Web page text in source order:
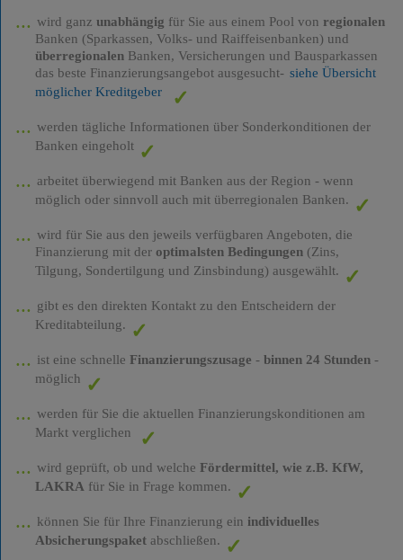
wird ganz unabhängig für Sie aus einem Pool von regionalen
Banken (Sparkassen, Volks- und Raiffeisenbanken) und
überregionalenBanken, Versicherungen und Bausparkassen
das beste Finanzierungsangebot ausgesucht- siehe Übersicht
möglicher Kreditgeber
werden tägliche Informationen über Sonderkonditionen der
Banken eingeholt
arbeitet überwiegend mit Banken aus der Region - wenn
möglich oder sinnvoll auch mit überregionalen Banken.
wird für Sie aus den jeweils verfügbaren Angeboten, die
Finanzierung mit der optimalsten Bedingungen(Zins,
Tilgung, Sondertilgung und Zinsbindung) ausgewählt.
gibt es den direkten Kontakt zu den Entscheidern der
Kreditabteilung.
ist eine schnelle Finanzierungszusage - binnen 24 Stunden-
möglich
werden für Sie die aktuellen Finanzierungskonditionen am
Markt verglichen
wird geprüft, ob und welche Fördermittel, wie z.B. KfW,
LAKRA für Sie in Frage kommen.
können Sie für Ihre Finanzierung ein individuelles
Absicherungspaketabschließen.